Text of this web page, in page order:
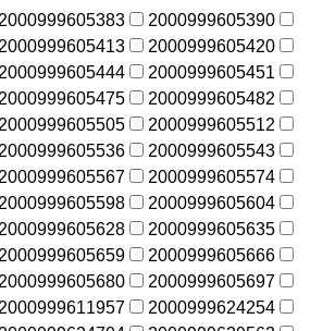
2000999605383
2000999605390
2000999605413
2000999605420
2000999605444
2000999605451
2000999605475
2000999605482
2000999605505
2000999605512
2000999605536
2000999605543
2000999605567
2000999605574
2000999605598
2000999605604
2000999605628
2000999605635
2000999605659
2000999605666
2000999605680
2000999605697
2000999611957
2000999624254